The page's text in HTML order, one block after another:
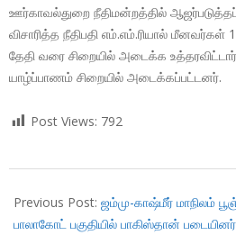
ஊர்காவல்துறை நீதிமன்றத்தில்
விசாரித்த நீதிபதி எம்.எம்.ரியால் மீனவர்கள்
தேதி வரை சிறையில் அடைக்க
யாழ்ப்பாணம் சிறையில் அடைக்கப்பட்டனர்.
Post Views: 792
10-
21
Previous Post: ஜம்மு-காஷ்மீர் மாநிலம்
பாலாகோட் பகுதியில் பாகிஸ்தான்